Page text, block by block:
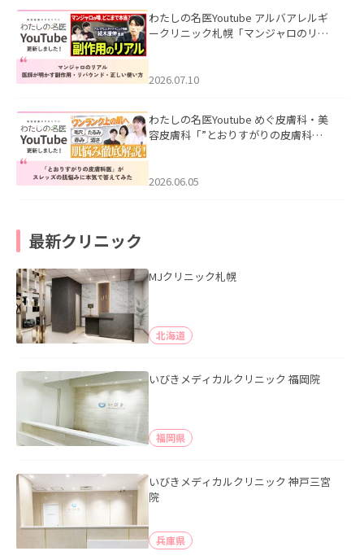
わたしの名医Youtube アルバアレルギ
ークリニック札幌「マンジャロのリア
た。
2026.07.10
わたしの名医Youtube めぐ皮膚科・美
容皮膚科「”とおりすがりの皮膚科
2026.06.05
最新クリニック
MJクリニック札幌
北海道
いびきメディカルクリニック 福岡院
福岡県
いびきメディカルクリニック 神戸三宮
院
兵庫県